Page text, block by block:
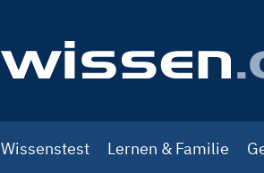
navigation
Wissenstest Lernen & Familie